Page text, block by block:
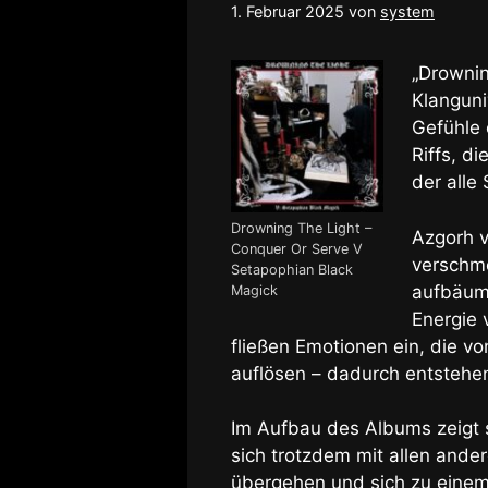
1. Februar 2025 von system
Drowning The Light –
Conquer Or Serve V
Setapophian Black
Magick
Gefühle
Riffs,
der alle
Azgorh
Energie
fließen Emotionen ein, die
auflösen – dadurch
Im Aufbau des Albums
sich trotzdem mit allen
übergehen und sich zu